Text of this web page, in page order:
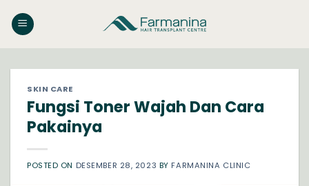
SKIN CARE
Fungsi Toner Wajah Dan Cara
Pakainya
POSTED ON DESEMBER 28, 2023 BY FARMANINA CLINIC